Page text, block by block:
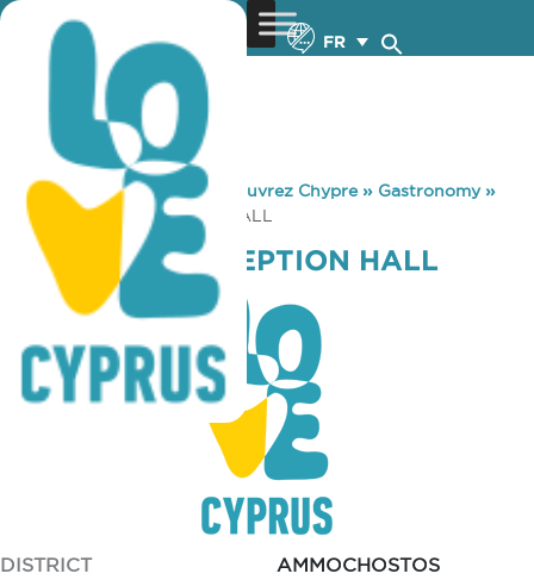
FR
You are here: Home »Découvrez Chypre» Gastronomy»
STARLIGHT RECEPTION HALL
STARLIGHT RECEPTION HALL
DISTRICT
AMMOCHOSTOS